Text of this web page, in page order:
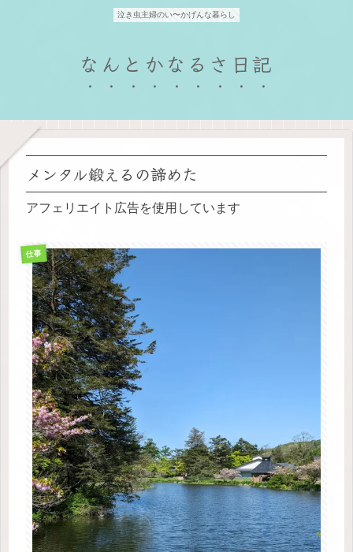
泣き虫主婦のい〜かげんな暮らし
なんとかなるさ日記
メンタル鍛えるの諦めた
アフェリエイト広告を使用しています
仕事